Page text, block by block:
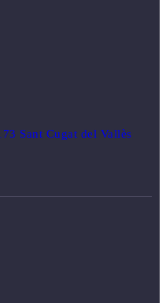
Sant Cugat del Vallès